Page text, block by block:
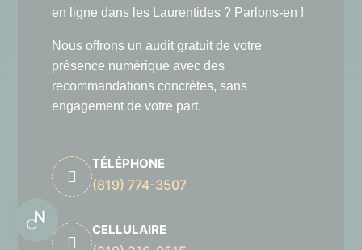
en ligne dans les Laurentides ? Parlons-en !
Nous offrons un audit gratuit de votre
présence numérique avec des
recommandations concrètes, sans
engagement de votre part.

TÉLÉPHONE
(819) 774-3507

CELLULAIRE